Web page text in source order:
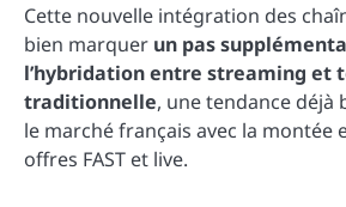
Cette nouvelle intégration des
bien marquer un pas
l’hybridation entre streaming et
traditionnelle, une tendance déjà
le marché français avec la montée
offres FAST et live.